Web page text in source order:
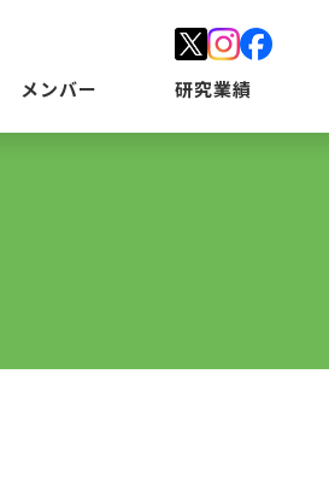
メンバー 研究業績